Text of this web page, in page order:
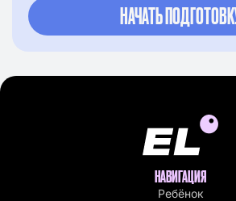
НАВИГАЦИЯ
Ребёнок